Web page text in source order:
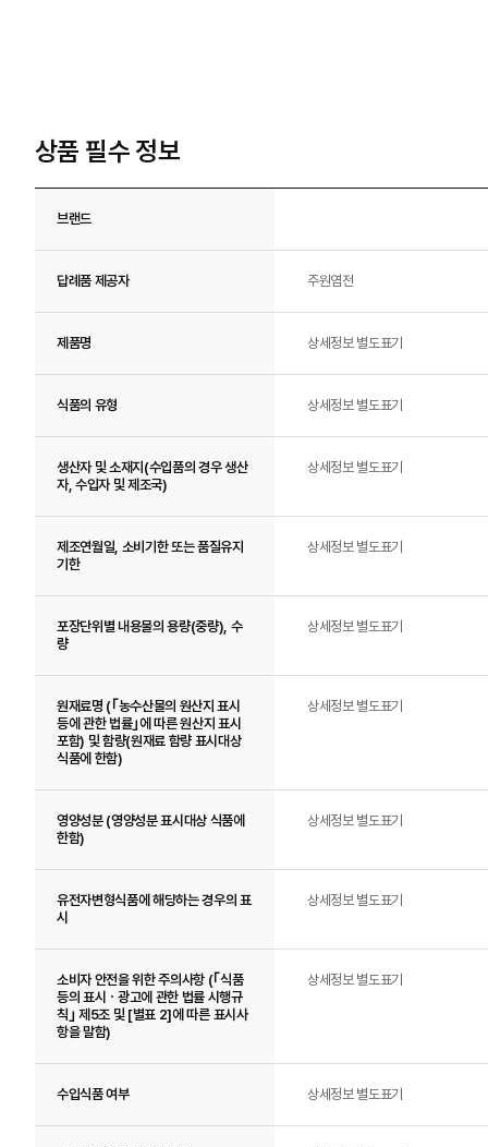
상품 필수 정보
브랜드
답례품 제공자 주원염전
제품명 상세정보 별도표기
식품의 유형 상세정보 별도표기
생산자 및 소재지(수입품의 경우 생산
자, 수입자 및 제조국)
상세정보 별도표기
제조연월일, 소비기한 또는 품질유지
기한
상세정보 별도표기
포장단위별 내용물의 용량(중량), 수
량
상세정보 별도표기
원재료명 (｢농수산물의 원산지 표시
등에 관한 법률｣에 따른 원산지 표시
포함) 및 함량(원재료 함량 표시대상
식품에 한함)
상세정보 별도표기
영양성분 (영양성분 표시대상 식품에
한함)
상세정보 별도표기
유전자변형식품에 해당하는 경우의 표
시
상세정보 별도표기
소비자 안전을 위한 주의사항 (｢식품
등의 표시ㆍ광고에 관한 법률 시행규
칙｣ 제5조 및 [별표 2]에 따른 표시사
항을 말함)
상세정보 별도표기
수입식품 여부 상세정보 별도표기